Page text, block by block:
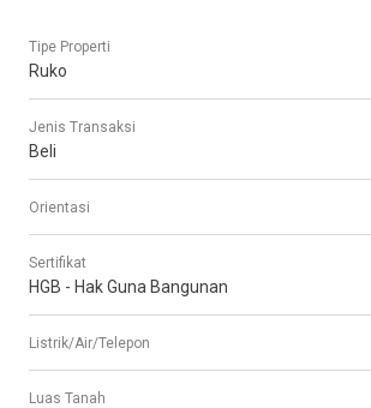
Tipe Properti
Ruko
Jenis Transaksi
Beli
Orientasi
Sertifikat
HGB - Hak Guna Bangunan
Listrik/Air/Telepon
Luas Tanah